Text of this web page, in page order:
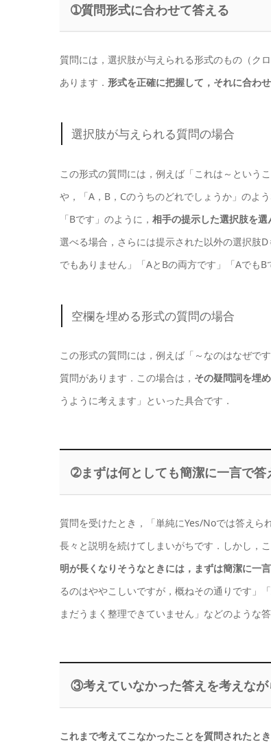
➀質問形式に合わせて答える
質問には，選択肢が与えられる形式のもの（ク
あります． 形式を正確に把握して，それに合わ
選択肢が与えられる質問の場合
この形式の質問には，例えば「これは～という
や，「A，B，Cのうちのどれでしょうか」のよ
「Bです」のように， 相手の提示した選択肢を選
選べる場合，さらには提示された以外の選択肢
でもありません」「AとBの両方です」「Aでも
空欄を埋める形式の質問の場合
この形式の質問には，例えば「～なのはなぜで
質問があります．この場合は， その疑問詞を埋
うように考えます」といった具合です．
➁まずは何としても簡潔に一言で答
質問を受けたとき，「単純にYes/Noでは答えら
長々と説明を続けてしまいがちです．しかし，
明が長くなりそうなときには，まずは簡潔に一
るのはややこしいですが，概ねその通りです」
まだうまく整理できていません」などのような
③考えていなかった答えを考えな
これまで考えてこなかったことを質問されたと